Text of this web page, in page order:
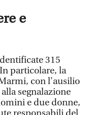
e
315
particolare, la
con l'ausilio
segnalazione
e due donne,